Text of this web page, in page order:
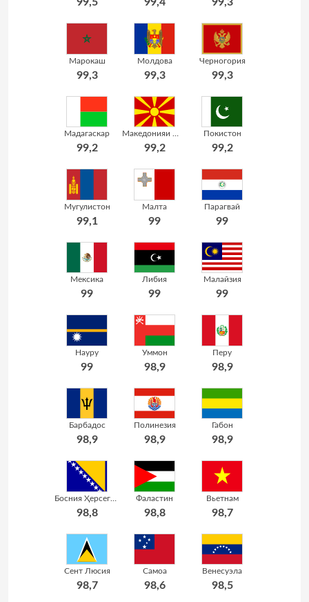
Марокаш
99,3
Молдова
99,3
Черногория
99,3
Мадагаскар
99,2 99,2
Покистон
99,2
Мугулистон
99,1
Малта
99
Парагвай
99
Мексика
99
Либия
99
Малайзия
99
Науру
99
Уммон
98,9
Перу
98,9
Барбадос
98,9
Полинезия
98,9
Габон
98,9
98,8
Фаластин
98,8
Вьетнам
98,7
Сент Люсия
98,7
Самоа
98,6
Венесуэла
98,5